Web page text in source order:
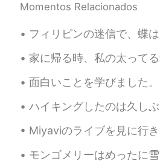
ございます！ 辞書で
JP EN
足は寒くなかった?!か
Ely Taka
極渦のせいで今細雪が
Momentos Relacionados
フィリピンの迷信で、蝶はあなたに近く来たら、それは亡くなった親戚の魂です。本当の現象以上のもので、比喩です。地面が好
家に帰る時、私の太ってる猫は、雨滴とか、落ち葉とか、飛んでいる鳥とか、通り過ぎる車とか、または歩いている人をほとんどいつ
面白いことを学びました。日本には、血液型に基づく性格は人気です！前は、このアプリで、誰かは私の血液型を質問しました。それ
ハイキングしたのは久しぶりです！🙃 ハイキングした時は、水を忘れてしまいました。😅 他のハイカーはお水がたくさんあるのを
Miyaviのライブを見に行きました！めっちゃよかった！楽しかった！Miyaviはアメリカにたくさんのフャンがいます！ちょっ
モンゴメリーはめったに雪が降らないのに極渦のせいで今細雪が降っています。❄️🌨仕事行きたくない〜 一日中はベドで猫ちゃん